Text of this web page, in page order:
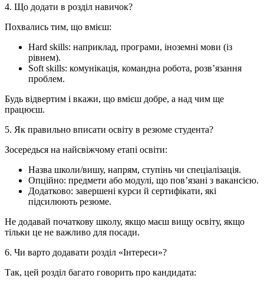
4. Що додати в розділ навичок?
Похвались тим, що вмієш:
Hard skills: наприклад, програми, іноземні мови (із
рівнем).
Soft skills: комунікація, командна робота, розв’язання
проблем.
Будь відвертим і вкажи, що вмієш добре, а над чим ще
працюєш.
5. Як правильно вписати освіту в резюме студента?
Зосередься на найсвіжчому етапі освіти:
Назва школи/вишу, напрям, ступінь чи спеціалізація.
Опційно: предмети або модулі, що пов’язані з вакансією.
Додатково: завершені курси й сертифікати, які
підсилюють резюме.
Не додавай початкову школу, якщо маєш вищу освіту, якщо
тільки це не важливо для посади.
6. Чи варто додавати розділ «Інтереси»?
Так, цей розділ багато говорить про кандидата: